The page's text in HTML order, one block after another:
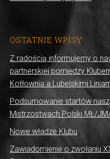
OSTATNIE WPISY
Z radością informujemy o
partnerskiej pomiędzy
Kotłownia a Lubelskimi
Podsumowanie startów
Mistrzostwach Polski MŁ/
Nowe władze Klubu
Zawiadomienie o zwołaniu